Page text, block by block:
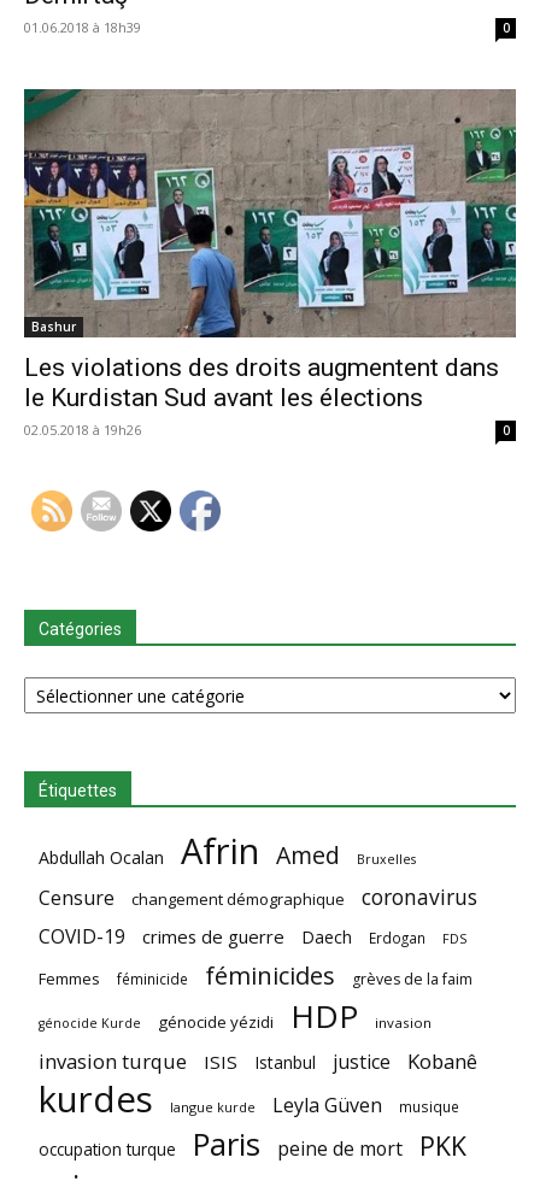
01.06.2018 à 18h39 0
Bashur
Les violations des droits augmentent dans
le Kurdistan Sud avant les élections
02.05.2018 à 19h26 0
Catégories
Catégories
Étiquettes
Abdullah Ocalan Afrin Amed Bruxelles
Censure changement démographique coronavirus
COVID-19 crimes de guerre Daech Erdogan FDS
Femmes féminicide féminicides grèves de la faim
génocide Kurde génocide yézidi HDP invasion
invasion turque ISIS Istanbul justice Kobanê
kurdes langue kurde Leyla Güven musique
occupation turque Paris peine de mort PKK